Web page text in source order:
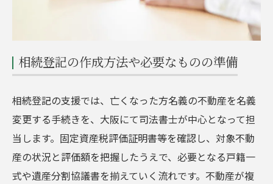
相続登記の作成方法や必要なものの準備
相続登記の支援では、亡くなった方名義の不動産を名義
変更する手続きを、大阪にて司法書士が中心となって担
当します。固定資産税評価証明書等を確認し、対象不動
産の状況と評価額を把握したうえで、必要となる戸籍一
式や遺産分割協議書を揃えていく流れです。不動産が複